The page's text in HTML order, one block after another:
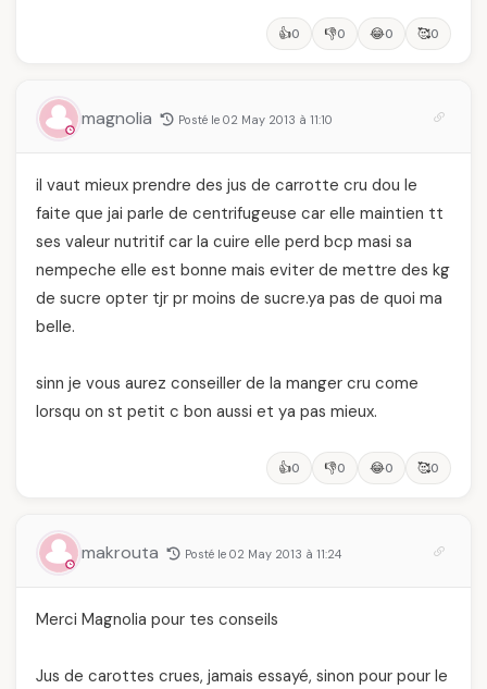
👍0 👎0 😂0 🥰0
magnolia Posté le 02 May 2013 à 11:10
il vaut mieux prendre des jus de carrotte cru dou le
faite que jai parle de centrifugeuse car elle maintien tt
ses valeur nutritif car la cuire elle perd bcp masi sa
nempeche elle est bonne mais eviter de mettre des kg
de sucre opter tjr pr moins de sucre.ya pas de quoi ma
belle.
sinn je vous aurez conseiller de la manger cru come
lorsqu on st petit c bon aussi et ya pas mieux.
👍0 👎0 😂0 🥰0
makrouta Posté le 02 May 2013 à 11:24
Merci Magnolia pour tes conseils
Jus de carottes crues, jamais essayé, sinon pour pour le